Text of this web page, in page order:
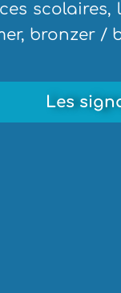
bronzer /
Les